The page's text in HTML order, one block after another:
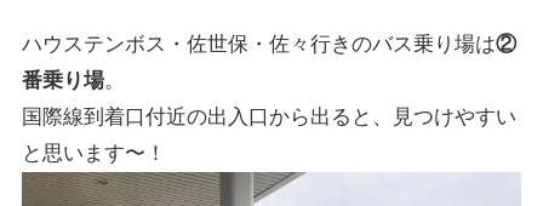
ハウステンボス・佐世保・佐々行きのバス乗り場は②
番乗り場。
国際線到着口付近の出入口から出ると、見つけやすい
と思います〜！